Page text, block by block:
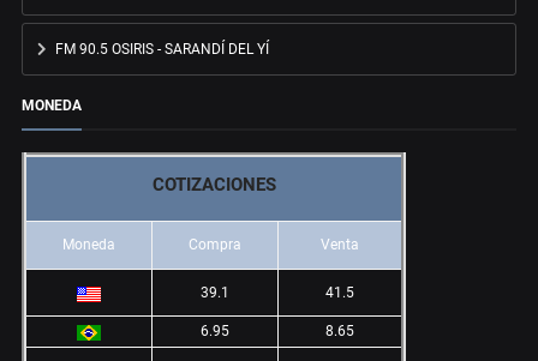
FM 90.5 OSIRIS - SARANDÍ DEL YÍ
MONEDA
COTIZACIONES
Moneda Compra Venta
39.1 41.5
6.95 8.65